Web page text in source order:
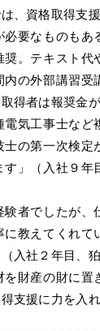
、資格取得支
要なものもあ
。テキスト代
の外部講習受
得者は報奨金
気工事士など
の第一次検定
」（入社９年
者でしたが、
教えてくれて
入社２年目、
財産の財に置
支援に力を入れ